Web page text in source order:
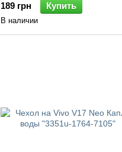
189 грн
Купить
В наличии